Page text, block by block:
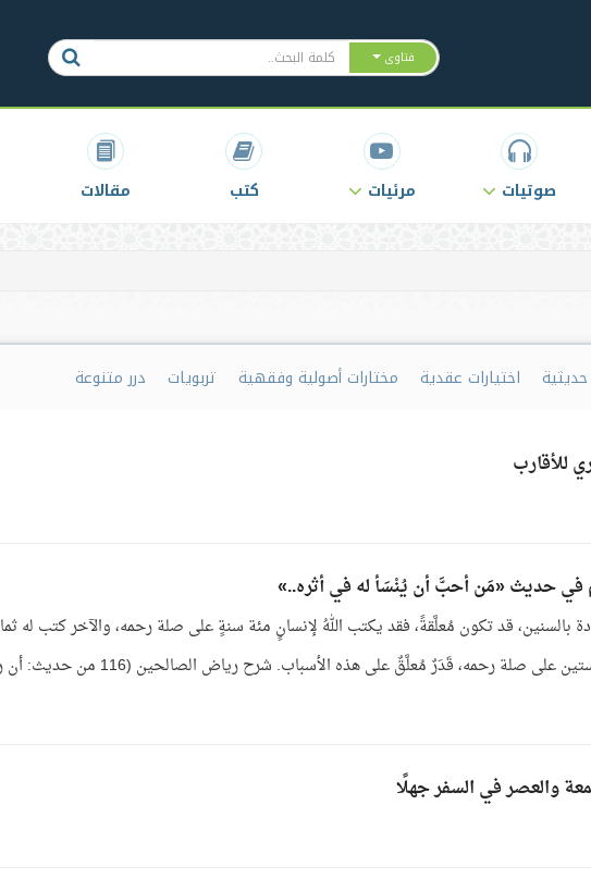
فتاوى
صوتيات مرئيات كتب مقالات
اختيارات عقدية مختارات أصولية وفقهية تربويات درر متنوعة
للأقارب
في حديث «مَن أحبَّ أن يُنْسَأ له في أثره..»
بالسنين، قد تكون مُعلَّقةً، فقد يكتب اللهُ لإنسانٍ مئة سنةٍ على صلة رحمه، والآخر كتب له
على صلة رحمه، والثالث كتب له ستين على صلة رحمه، قَدَرٌ مُعلَّقٌ على هذه الأسباب. شرح رياض
والعصر في السفر جهلًا